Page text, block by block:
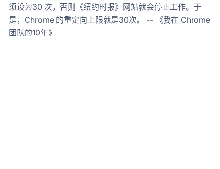
须设为30 次，否则《纽约时报》网站就会停止工作。于
是，Chrome 的重定向上限就是30次。 -- 《我在 Chrome
团队的10年》